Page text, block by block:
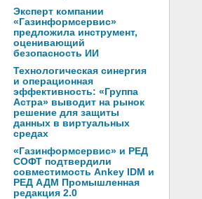
Эксперт компании
«Газинформсервис»
предложила инструмент,
оценивающий
безопасность ИИ
Технологическая синергия
и операционная
эффективность: «Группа
Астра» выводит на рынок
решение для защиты
данных в виртуальных
средах
«Газинформсервис» и РЕД
СОФТ подтвердили
совместимость Ankey IDM и
РЕД АДМ Промышленная
редакция 2.0